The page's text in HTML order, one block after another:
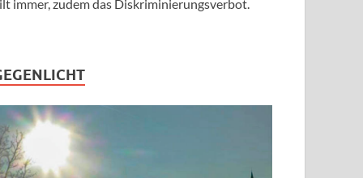
immer, zudem das Diskriminierungsverbot.